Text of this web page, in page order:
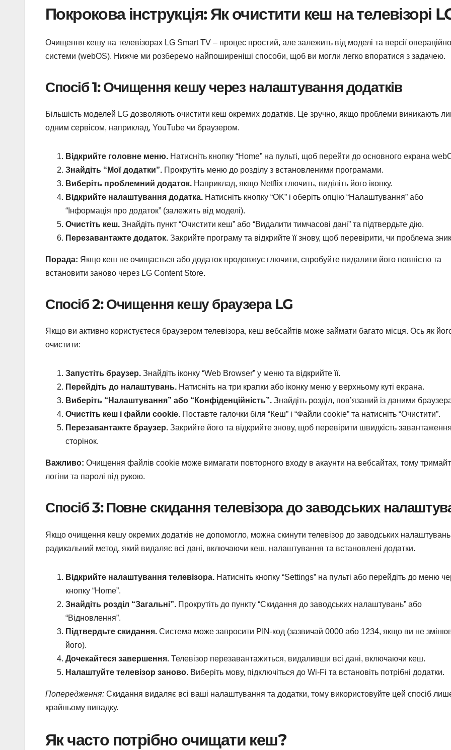
Покрокова інструкція: Як очистити кеш на телевізорі
Очищення кешу на телевізорах LG Smart TV – процес простий, але залежить від моделі та версії
системи (webOS). Нижче ми розберемо найпоширеніші способи, щоб ви могли легко впоратися з задачею.
Спосіб 1: Очищення кешу через налаштування додатків
Більшість моделей LG дозволяють очистити кеш окремих додатків. Це зручно, якщо проблеми виникають
одним сервісом, наприклад, YouTube чи браузером.
Відкрийте головне меню. Натисніть кнопку “Home” на пульті, щоб перейти до основного екрана
Знайдіть “Мої додатки”. Прокрутіть меню до розділу з встановленими програмами.
Виберіть проблемний додаток. Наприклад, якщо Netflix глючить, виділіть його іконку.
Відкрийте налаштування додатка. Натисніть кнопку “OK” і оберіть опцію “Налаштування” або
“Інформація про додаток” (залежить від моделі).
Очистіть кеш. Знайдіть пункт “Очистити кеш” або “Видалити тимчасові дані” та підтвердьте дію.
Перезавантажте додаток. Закрийте програму та відкрийте її знову, щоб перевірити, чи проблема
Порада: Якщо кеш не очищається або додаток продовжує глючити, спробуйте видалити його повністю та
встановити заново через LG Content Store.
Спосіб 2: Очищення кешу браузера LG
Якщо ви активно користуєтеся браузером телевізора, кеш вебсайтів може займати багато місця. Ось як
очистити:
Запустіть браузер. Знайдіть іконку “Web Browser” у меню та відкрийте її.
Перейдіть до налаштувань. Натисніть на три крапки або іконку меню у верхньому куті екрана.
Виберіть “Налаштування” або “Конфіденційність”. Знайдіть розділ, пов’язаний із даними
Очистіть кеш і файли cookie. Поставте галочки біля “Кеш” і “Файли cookie” та натисніть “Очистити”.
Перезавантажте браузер. Закрийте його та відкрийте знову, щоб перевірити швидкість завантаження
сторінок.
Важливо: Очищення файлів cookie може вимагати повторного входу в акаунти на вебсайтах, тому
логіни та паролі під рукою.
Спосіб 3: Повне скидання телевізора до заводських
Якщо очищення кешу окремих додатків не допомогло, можна скинути телевізор до заводських
радикальний метод, який видаляє всі дані, включаючи кеш, налаштування та встановлені додатки.
Відкрийте налаштування телевізора. Натисніть кнопку “Settings” на пульті або перейдіть до меню
кнопку “Home”.
Знайдіть розділ “Загальні”. Прокрутіть до пункту “Скидання до заводських налаштувань” або
“Відновлення”.
Підтвердьте скидання. Система може запросити PIN-код (зазвичай 0000 або 1234, якщо ви не
його).
Дочекайтеся завершення. Телевізор перезавантажиться, видаливши всі дані, включаючи кеш.
Налаштуйте телевізор заново. Виберіть мову, підключіться до Wi-Fi та встановіть потрібні додатки.
Попередження: Скидання видаляє всі ваші налаштування та додатки, тому використовуйте цей спосіб
крайньому випадку.
Як часто потрібно очищати кеш?